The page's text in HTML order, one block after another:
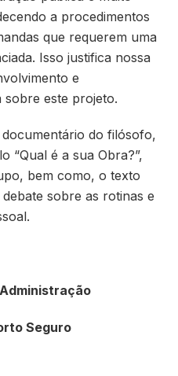
a procedimentos
que requerem uma
Isso justifica nossa
e
sobre este projeto.
do filósofo,
“Qual é a sua Obra?”,
bem como, o texto
sobre as rotinas e
Seguro